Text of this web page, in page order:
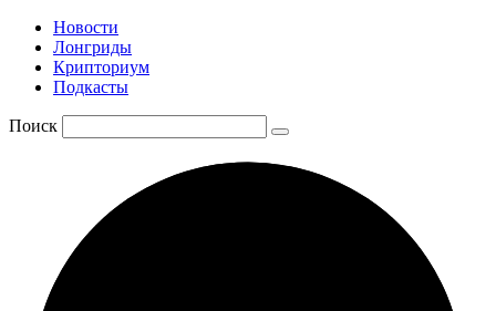
Новости
Лонгриды
Крипториум
Подкасты
Поиск